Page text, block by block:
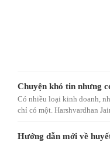
Chuyện khó tin nhưng
Có nhiều loại kinh doanh,
chỉ có một. Harshvardhan
Hướng dẫn mới về